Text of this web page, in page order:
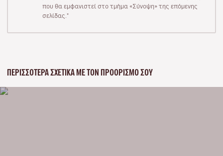
που θα εμφανιστεί στο τμήμα «Σύνοψη» της επόμενης
σελίδας."
ΠΕΡΙΣΣΌΤΕΡΑ ΣΧΕΤΙΚΆ ΜΕ ΤΟΝ ΠΡΟΟΡΙΣΜΌ ΣΟΥ